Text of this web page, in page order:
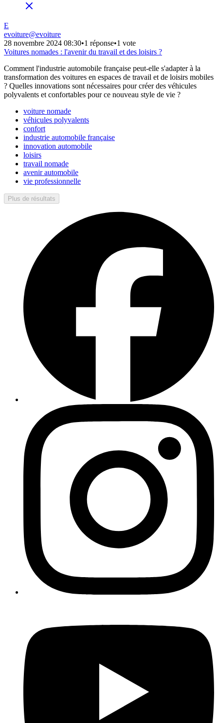
E
evoiture@evoiture
28 novembre 2024 08:30•1 réponse•1 vote
Voitures nomades : l'avenir du travail et des loisirs ?
Comment l'industrie automobile française peut-elle s'adapter à la
transformation des voitures en espaces de travail et de loisirs mobiles
? Quelles innovations sont nécessaires pour créer des véhicules
polyvalents et confortables pour ce nouveau style de vie ?
voiture nomade
véhicules polyvalents
confort
industrie automobile française
innovation automobile
loisirs
travail nomade
avenir automobile
vie professionnelle
Plus de résultats